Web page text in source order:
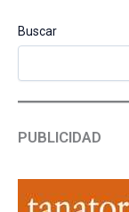
Buscar
PUBLICIDAD